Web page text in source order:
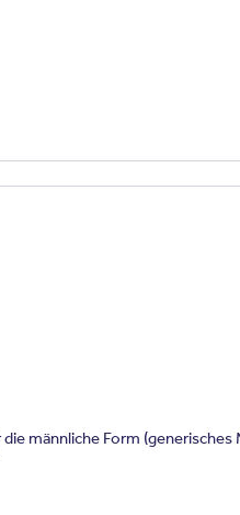
männliche Form